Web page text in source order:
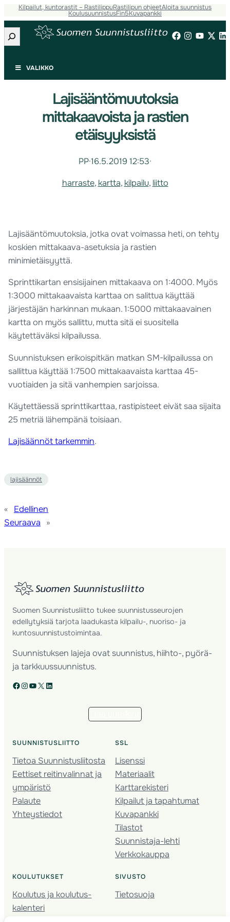
Kilpailut, kuntorastit – RastilippuRastilipun ohjeetAloita suunnistus
KoulusuunnistusFin5Kuvapankki
Etsi
VALIKKO
Lajisääntömuutoksia
mittakaavoista ja rastien
etäisyyksistä
PP·16.5.2019 12:53·
harraste, kartta, kilpailu, liitto
Lajisääntömuutoksia, jotka ovat voimassa heti, on tehty
koskien mittakaava-asetuksia ja rastien
minimietäisyyttä.
Sprinttikartan ensisijainen mittakaava on 1:4000. Myös
1:3000 mittakaavaista karttaa on salittua käyttää
järjestäjän harkinnan mukaan. 1:5000 mittakaavainen
kartta on myös sallittu, mutta sitä ei suositella
käytettäväksi kilpailussa.
Suunnistuksen erikoispitkän matkan SM-kilpailussa on
sallittua käyttää 1:7500 mittakaavaista karttaa 45-
vuotiaiden ja sitä vanhempien sarjoissa.
Käytettäessä sprinttikarttaa, rastipisteet eivät saa sijaita
25 metriä lähempänä toisiaan.
Lajisäännöt tarkemmin.
lajisäännöt
«
Edellinen
Seuraava
»
Suomen Suunnistusliitto tukee suunnistusseurojen
edellytyksiä tarjota laadukasta kilpailu-, nuoriso- ja
kuntosuunnistustoimintaa.
Suunnistuksen lajeja ovat suunnistus, hiihto-, pyörä-
ja tarkkuussuunnistus.
Facebook Instagram YouTube X LinkedIn
SUUNNISTUSLIITTO
Tietoa Suunnistusliitosta
Eettiset reitinvalinnat ja
ympäristö
Palaute
Yhteystiedot
SSL
Lisenssi
Materiaalit
Karttarekisteri
Kilpailut ja tapahtumat
Kuvapankki
Tilastot
Suunnistaja-lehti
Verkkokauppa
KOULUTUKSET
Koulutus ja koulutus­
kalenteri
SIVUSTO
Tietosuoja